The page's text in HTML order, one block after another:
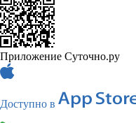
Приложение Суточно.ру
Доступно в